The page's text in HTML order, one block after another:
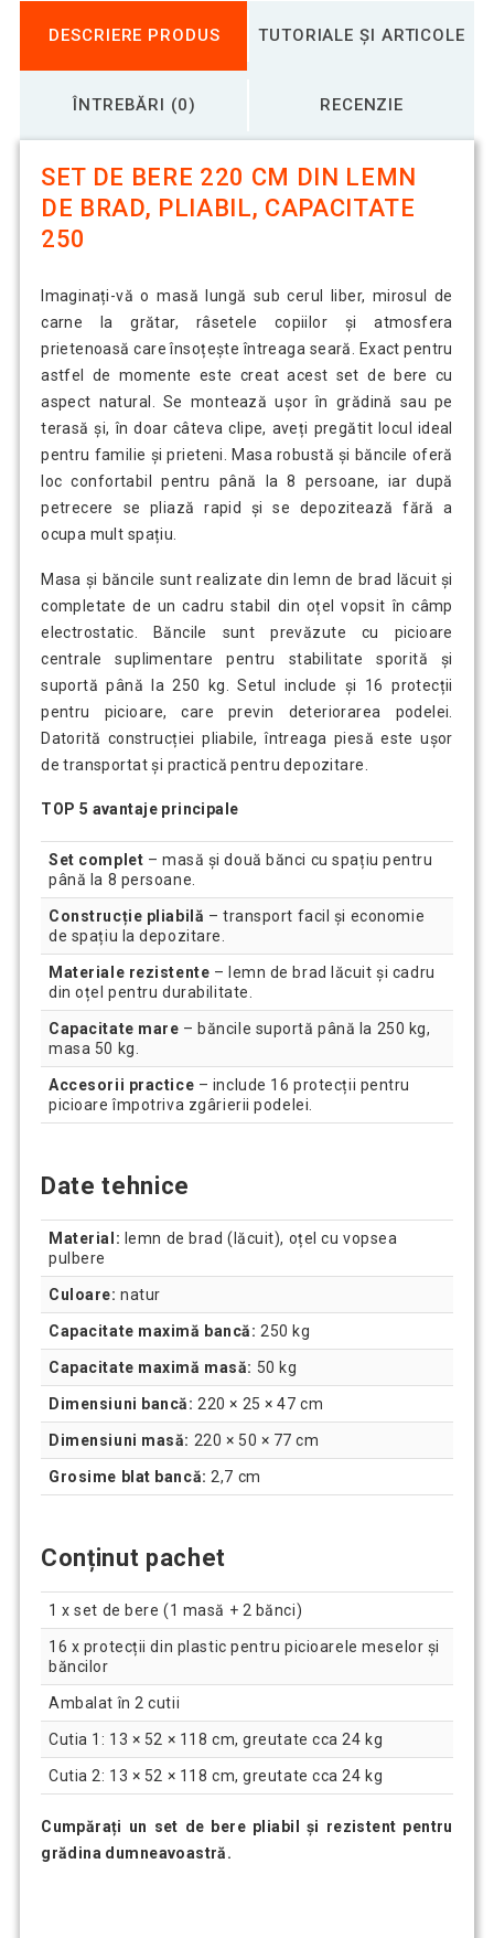
DESCRIERE PRODUS TUTORIALE ȘI ARTICOLE
ÎNTREBĂRI (0) RECENZIE
SET DE BERE 220 CM DIN LEMN
DE BRAD, PLIABIL, CAPACITATE
250
Imaginați-vă o masă lungă sub cerul liber, mirosul de
carne la grătar, râsetele copiilor și atmosfera
prietenoasă care însoțește întreaga seară. Exact pentru
astfel de momente este creat acest set de bere cu
aspect natural. Se montează ușor în grădină sau pe
terasă și, în doar câteva clipe, aveți pregătit locul ideal
pentru familie și prieteni. Masa robustă și băncile oferă
loc confortabil pentru până la 8 persoane, iar după
petrecere se pliază rapid și se depozitează fără a
ocupa mult spațiu.
Masa și băncile sunt realizate din lemn de brad lăcuit și
completate de un cadru stabil din oțel vopsit în câmp
electrostatic. Băncile sunt prevăzute cu picioare
centrale suplimentare pentru stabilitate sporită și
suportă până la 250 kg. Setul include și 16 protecții
pentru picioare, care previn deteriorarea podelei.
Datorită construcției pliabile, întreaga piesă este ușor
de transportat și practică pentru depozitare.
TOP 5 avantaje principale
Set complet – masă și două bănci cu spațiu pentru
până la 8 persoane.
Construcție pliabilă – transport facil și economie
de spațiu la depozitare.
Materiale rezistente – lemn de brad lăcuit și cadru
din oțel pentru durabilitate.
Capacitate mare – băncile suportă până la 250 kg,
masa 50 kg.
Accesorii practice – include 16 protecții pentru
picioare împotriva zgârierii podelei.
Date tehnice
Material: lemn de brad (lăcuit), oțel cu vopsea
pulbere
Culoare: natur
Capacitate maximă bancă: 250 kg
Capacitate maximă masă: 50 kg
Dimensiuni bancă: 220 × 25 × 47 cm
Dimensiuni masă: 220 × 50 × 77 cm
Grosime blat bancă: 2,7 cm
Conținut pachet
1 x set de bere (1 masă + 2 bănci)
16 x protecții din plastic pentru picioarele meselor și
băncilor
Ambalat în 2 cutii
Cutia 1: 13 × 52 × 118 cm, greutate cca 24 kg
Cutia 2: 13 × 52 × 118 cm, greutate cca 24 kg
Cumpărați un set de bere pliabil și rezistent pentru
grădina dumneavoastră.